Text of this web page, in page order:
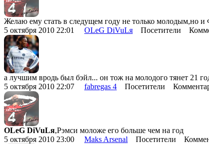
Желаю ему стать в следущем году не только молодым,но и
5 октября 2010 22:01 OLeG DiVuLя Посетители
а лучшим вродь был бэйл... он тож на молодого тянет 21
5 октября 2010 22:07 fabregas 4 Посетители
OLeG DiVuLя,Рэмси моложе его больше чем на год
5 октября 2010 23:00 Maks Arsenal Посетители